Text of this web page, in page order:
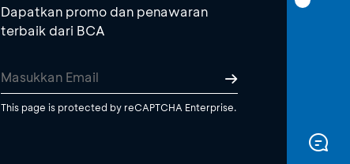
Dapatkan promo dan penawaran
terbaik dari BCA
This page is protected by reCAPTCHA Enterprise.